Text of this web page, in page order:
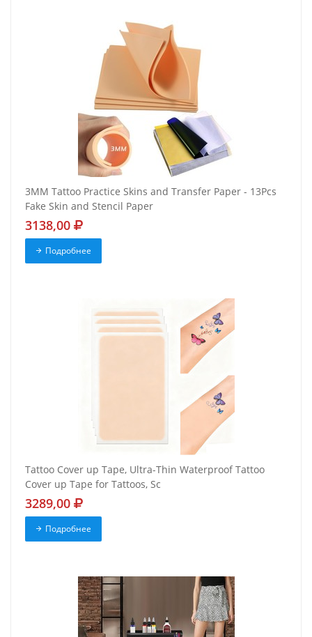
3MM Tattoo Practice Skins and Transfer Paper - 13Pcs
Fake Skin and Stencil Paper
3138,00
Подробнее
Tattoo Cover up Tape, Ultra-Thin Waterproof Tattoo
Cover up Tape for Tattoos, Sc
3289,00
Подробнее